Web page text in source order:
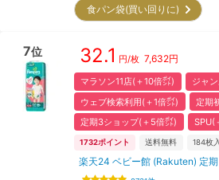
食パン袋(買い回りに)
7位 32.1 円/枚 7,632円
マラソン11店(＋10倍㌽)
ジャ
ウェブ検索利用(＋1倍㌽)
定期
定期3ショップ(＋5倍㌽)
SPU(
1732ポイント 送料無料 184枚入
楽天24 ベビー館 (Rakuten) 定期